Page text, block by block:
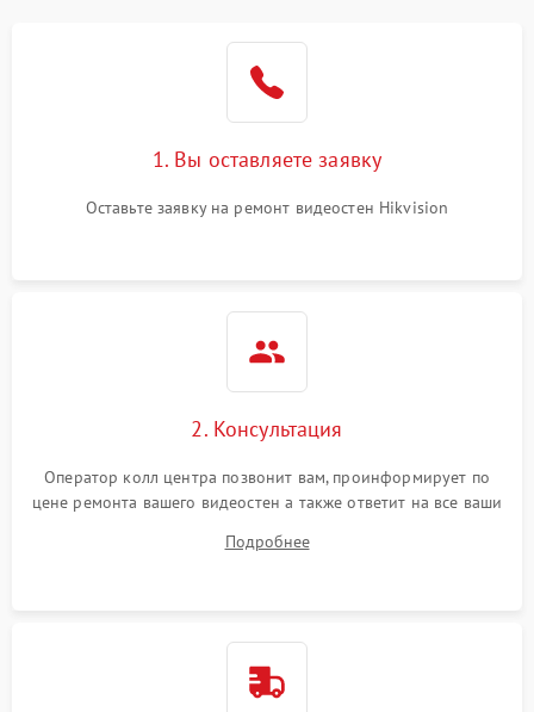
1. Вы оставляете заявку
Оставьте заявку на ремонт видеостен Hikvision
2. Консультация
Оператор колл центра позвонит вам, проинформирует по
цене ремонта вашего видеостен а также ответит на все ваши
Подробнее